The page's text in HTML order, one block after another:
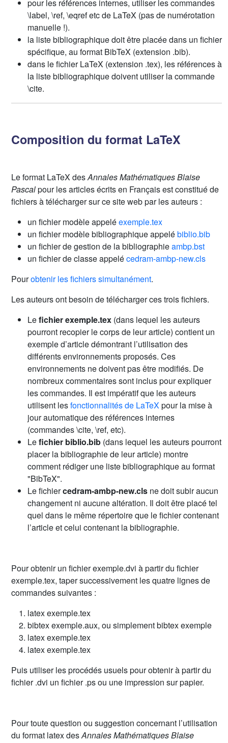
pour les références internes, utiliser les commandes
\label, \ref, \eqref etc de LaTeX (pas de numérotation
manuelle !).
la liste bibliographique doit être placée dans un fichier
spécifique, au format BibTeX (extension .bib).
dans le fichier LaTeX (extension .tex), les références à
la liste bibliographique doivent utiliser la commande
\cite.
Composition du format LaTeX
Le format LaTeX desAnnales Mathématiques Blaise
Pascalpour les articles écrits en Français est constitué de
fichiers à télécharger sur ce site web par les auteurs :
un fichier modèle appeléexemple.tex
un fichier modèle bibliographique appelébiblio.bib
un fichier de gestion de la bibliographieambp.bst
un fichier de classe appelécedram-ambp-new.cls
Pourobtenir les fichiers simultanément.
Les auteurs ont besoin de télécharger ces trois fichiers.
Lefichier exemple.tex (dans lequel les auteurs
pourront recopier le corps de leur article) contient un
exemple d’article démontrant l’utilisation des
différents environnements proposés. Ces
environnements ne doivent pas être modifiés. De
nombreux commentaires sont inclus pour expliquer
les commandes. Il est impératif que les auteurs
utilisent lesfonctionnalités de LaTeXpour la mise à
jour automatique des références internes
(commandes \cite, \ref, etc).
Lefichier biblio.bib (dans lequel les auteurs pourront
placer la bibliographie de leur article) montre
comment rédiger une liste bibliographique au format
"BibTeX".
Le fichiercedram-ambp-new.cls ne doit subir aucun
changement ni aucune altération. Il doit être placé tel
quel dans le même répertoire que le fichier contenant
l’article et celui contenant la bibliographie.
Pour obtenir un fichier exemple.dvi à partir du fichier
exemple.tex, taper successivement les quatre lignes de
commandes suivantes :
latex exemple.tex
bibtex exemple.aux, ou simplement bibtex exemple
latex exemple.tex
latex exemple.tex
Puis utiliser les procédés usuels pour obtenir à partir du
fichier .dvi un fichier .ps ou une impression sur papier.
Pour toute question ou suggestion concernant l’utilisation
du format latex desAnnales Mathématiques Blaise